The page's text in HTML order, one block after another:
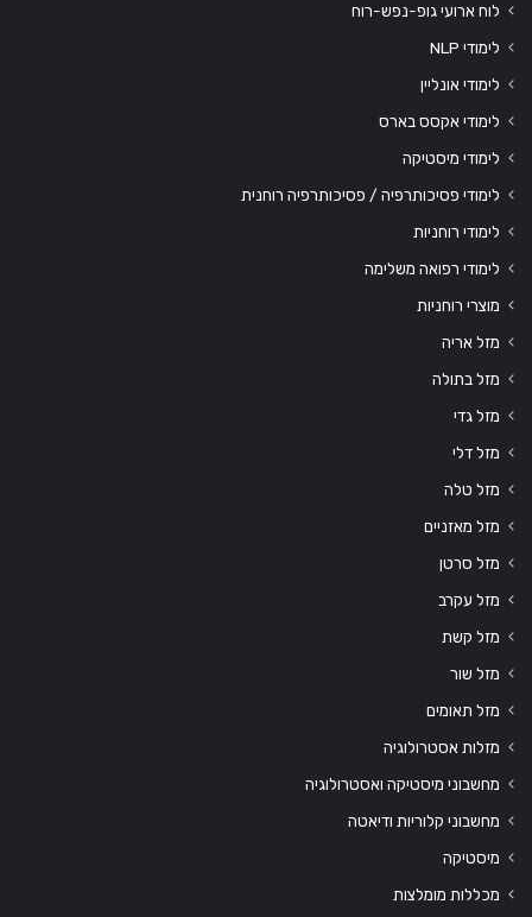
לוח ארועי גופ-נפש-רוח
לימודי NLP
לימודי אונליין
לימודי אקסס בארס
לימודי מיסטיקה
לימודי פסיכותרפיה / פסיכותרפיה רוחנית
לימודי רוחניות
לימודי רפואה משלימה
מוצרי רוחניות
מזל אריה
מזל בתולה
מזל גדי
מזל דלי
מזל טלה
מזל מאזניים
מזל סרטן
מזל עקרב
מזל קשת
מזל שור
מזל תאומים
מזלות אסטרולוגיה
מחשבוני מיסטיקה ואסטרולוגיה
מחשבוני קלוריות ודיאטה
מיסטיקה
מכללות מומלצות